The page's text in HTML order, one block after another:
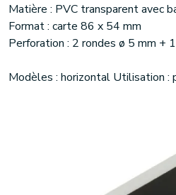
Matière : PVC transparent avec
Format : carte 86 x 54 mm
Perforation : 2 rondes ø 5 mm +
Modèles : horizontal Utilisation :